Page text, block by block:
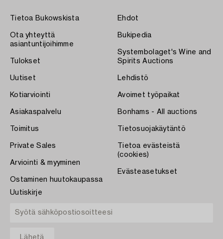
Tietoa Bukowskista
Ota yhteyttä
asiantuntijoihimme
Tulokset
Uutiset
Kotiarviointi
Asiakaspalvelu
Toimitus
Private Sales
Arviointi & myyminen
Ostaminen huutokaupassa
Ehdot
Bukipedia
Systembolaget's Wine and
Spirits Auctions
Lehdistö
Avoimet työpaikat
Bonhams - All auctions
Tietosuojakäytäntö
Tietoa evästeistä
(cookies)
Evästeasetukset
Uutiskirje